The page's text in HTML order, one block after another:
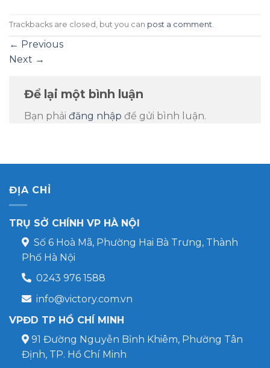
Trackbacks are closed, but you can post a comment
← Previous
Next →
Để lại một bình luận
Bạn phải đăng nhập để gửi bình luận.
ĐỊA CHỈ
TRỤ SỞ CHÍNH VP HÀ NỘI
Số 6 Hoà Mã, Phường Hai Bà Trưng, Thành
Phố Hà Nội
0243 976 1588
info@victory.com.vn
VPĐD TP HỒ CHÍ MINH
91 Đường Nguyễn Bỉnh Khiêm, Phường Tân
Định, TP. Hồ Chí Minh